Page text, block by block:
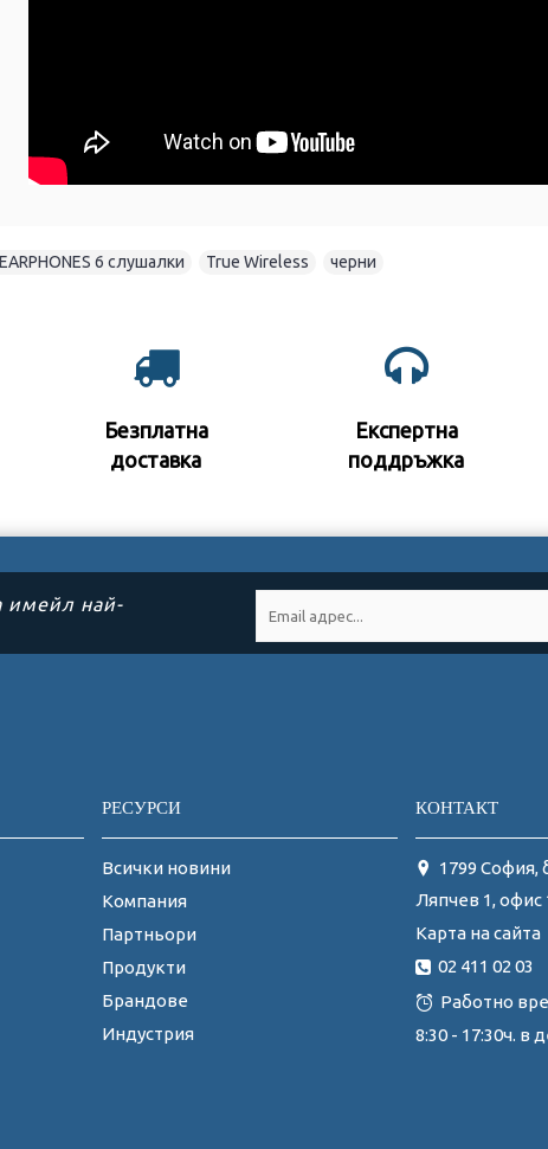
6 слушалки True Wireless черни
Безплатна
доставка
Експертна
поддръжка
имейл най-
РЕСУРСИ
Всички новини
Компания
Партньори
Продукти
Брандове
Индустрия
КОНТАКТ
1799 София,
Ляпчев 1, офис
Карта на сайта
02 411 02 03
Работно
8:30 - 17:30ч. в